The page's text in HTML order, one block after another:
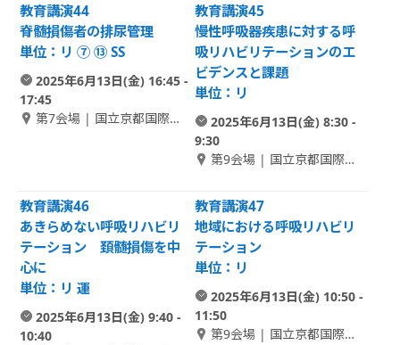
教育講演44
脊髄損傷者の排尿管理
単位：リ ⑦ ⑬ SS
2025年6月13日(金) 16:45 -
17:45
第7会場 | 国立京都国際会
教育講演45
慢性呼吸器疾患に対する呼
吸リハビリテーションのエ
ビデンスと課題
単位：リ
2025年6月13日(金) 8:30 -
9:30
第9会場 | 国立京都国際会
教育講演46
あきらめない呼吸リハビリ
テーション 頚髄損傷を中
心に
単位：リ 運
2025年6月13日(金) 9:40 -
10:40
教育講演47
地域における呼吸リハビリ
テーション
単位：リ
2025年6月13日(金) 10:50 -
11:50
第9会場 | 国立京都国際会